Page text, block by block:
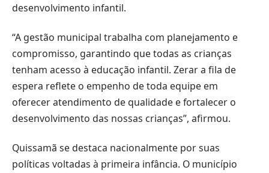
desenvolvimento infantil.
“A gestão municipal trabalha com planejamento e
compromisso, garantindo que todas as crianças
tenham acesso à educação infantil. Zerar a fila de
espera reflete o empenho de toda equipe em
oferecer atendimento de qualidade e fortalecer o
desenvolvimento das nossas crianças”, afirmou.
Quissamã se destaca nacionalmente por suas
políticas voltadas à primeira infância. O município